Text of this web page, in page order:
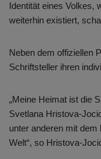
Identität eines Volkes,
weiterhin existiert,
Neben dem offiziellen
Schriftsteller ihren
„Meine Heimat ist die
Svetlana Hristova-
unter anderen mit
Welt“, so Hristova-